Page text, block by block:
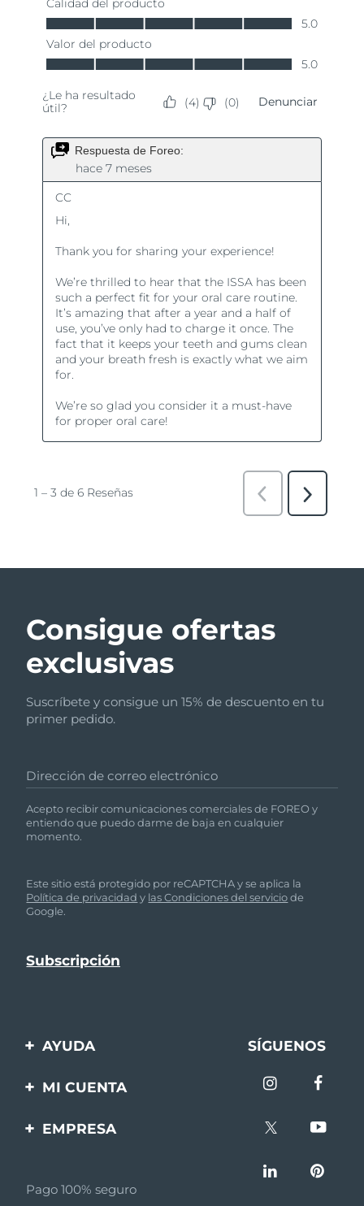
Consigue ofertas
exclusivas
Suscríbete y consigue un 15% de descuento en tu
primer pedido.
Dirección de correo electrónico
Acepto recibir comunicaciones comerciales de FOREO y
entiendo que puedo darme de baja en cualquier
momento.
Este sitio está protegido por reCAPTCHA y se aplica la
Política de privacidad y las Condiciones del serviciode
Google.
AYUDA
Contáctanos
SÍGUENOS
MI CUENTA
Registro de productos
EMPRESA
Afiliados
Pago 100% seguro